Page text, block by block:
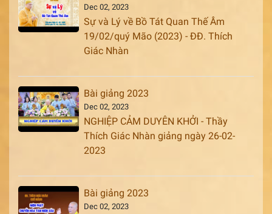
Dec 02, 2023
Sự và Lý về Bồ Tát Quan Thế Âm
19/02/quý Mão (2023) - ĐĐ. Thích
Giác Nhàn
Bài giảng 2023
Dec 02, 2023
NGHIỆP CẢM DUYÊN KHỞI - Thầy
Thích Giác Nhàn giảng ngày 26-02-
2023
Bài giảng 2023
Dec 02, 2023